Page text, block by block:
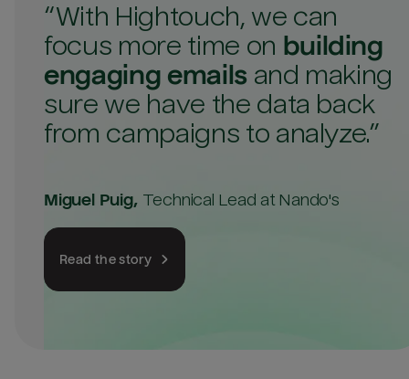
“With Hightouch, we can
focus more time on building
engaging emails and making
sure we have the data back
from campaigns to analyze.”
Miguel Puig, Technical Lead at Nando's
Read the story